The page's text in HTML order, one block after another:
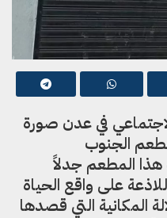
في عدن صورة
الجنوب
المطعم جدلاً
على واقع الحياة
المكانية التي قصدها